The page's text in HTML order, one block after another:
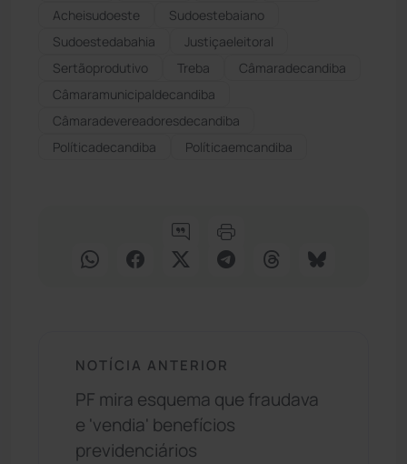
Acheisudoeste
Sudoestebaiano
Sudoestedabahia
Justiçaeleitoral
Sertãoprodutivo
Treba
Câmaradecandiba
Câmaramunicipaldecandiba
Câmaradevereadoresdecandiba
Políticadecandiba
Políticaemcandiba
NOTÍCIA ANTERIOR
PF mira esquema que fraudava
e 'vendia' benefícios
previdenciários